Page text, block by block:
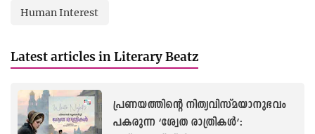
These tales, rooted in childhood fascination with the eerie
ADVERTISEMENT
Interested in showcasing your ad?Get in touch.